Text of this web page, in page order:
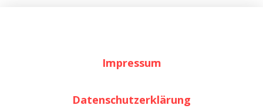
Impressum
Datenschutzerklärung